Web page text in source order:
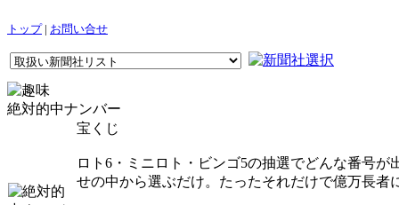
トップ| お問い合せ
絶対的中ナンバー
宝くじ
ロト6・ミニロト・ビンゴ5の抽選でどんな番号
せの中から選ぶだけ。たったそれだけで億万長